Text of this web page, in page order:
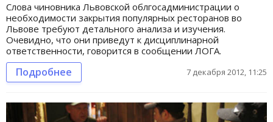
Слова чиновника Львовской облгосадминистрации о
необходимости закрытия популярных ресторанов во
Львове требуют детального анализа и изучения.
Очевидно, что они приведут к дисциплинарной
ответственности, говорится в сообщении ЛОГА.
Подробнее 7 декабря 2012, 11:25